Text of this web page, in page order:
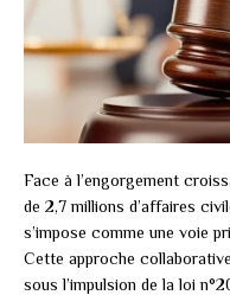
Face à l’engorgement
de 2,7 millions d’affaires
s’impose comme une voie
Cette approche
sous l’impulsion de la loi